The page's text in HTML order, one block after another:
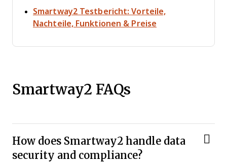
Smartway2 Testbericht: Vorteile,
Nachteile, Funktionen & Preise
Smartway2 FAQs
How does Smartway2 handle data
security and compliance?